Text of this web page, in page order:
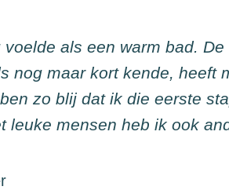
voelde als een warm bad.
nog maar kort kende, heeft
zo blij dat ik die eerste
leuke mensen heb ik ook